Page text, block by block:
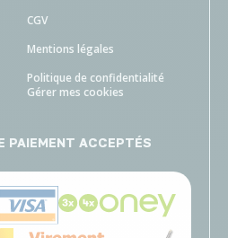
CGV
Mentions légales
Politique de confidentialité
Gérer mes cookies
PAIEMENT ACCEPTÉS